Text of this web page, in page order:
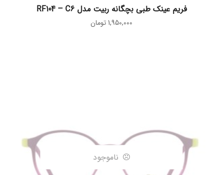
اطلاعات بیشتر
فریم عینک طبی بچگانه ربیت مدل RF104 – C6
1,950,000تومان
ناموجود